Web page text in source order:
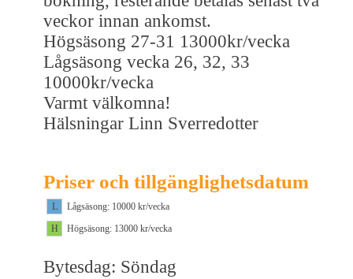
veckor innan ankomst.
Högsäsong 27-31 13000kr/vecka
Lågsäsong vecka 26, 32, 33
10000kr/vecka
Varmt välkomna!
Hälsningar Linn Sverredotter
Priser och tillgänglighetsdatum
L
Lågsäsong: 10000 kr/vecka
H
Högsäsong: 13000 kr/vecka
Bytesdag: Söndag